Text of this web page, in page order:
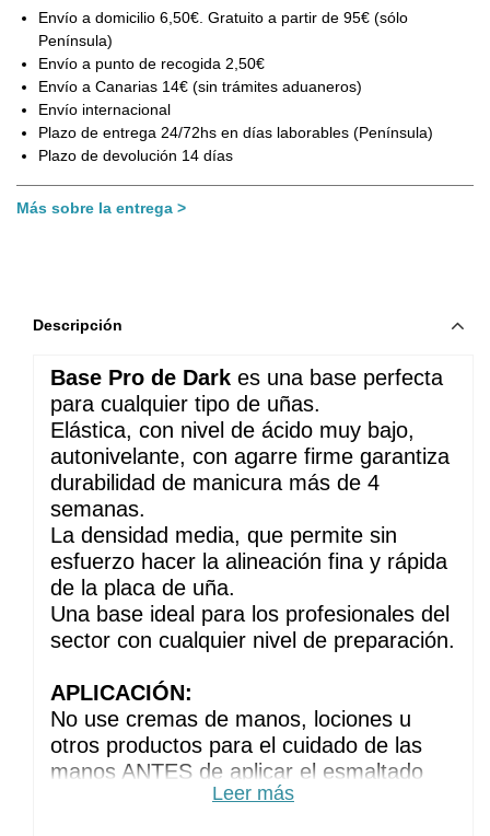
Envío a domicilio 6,50€. Gratuito a partir de 95€ (sólo
Península)
Envío a punto de recogida 2,50€
Envío a Canarias 14€ (sin trámites aduaneros)
Envío internacional
Plazo de entrega 24/72hs en días laborables (Península)
Plazo de devolución 14 días
Más sobre la entrega
Descripción
Base Pro de Dark es una base perfecta
para cualquier tipo de uñas.
Elástica, con nivel de ácido muy bajo,
autonivelante, con agarre firme garantiza
durabilidad de manicura más de 4
semanas.
La densidad media, que permite sin
esfuerzo hacer la alineación fina y rápida
de la placa de uña.
Una base ideal para los profesionales del
sector con cualquier nivel de preparación.
APLICACIÓN:
No use cremas de manos, lociones u
otros productos para el cuidado de las
manos ANTES de aplicar el esmaltado
Leer más